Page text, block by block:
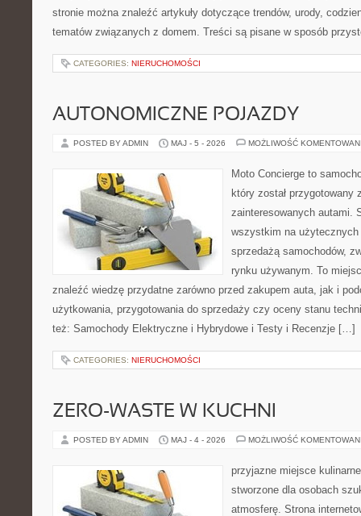
stronie można znaleźć artykuły dotyczące trendów, urody,
tematów związanych z domem. Treści są pisane w sposób
CATEGORIES: NIERUCHOMOŚCI
AUTONOMICZNE POJAZDY
POSTED BY ADMIN MAJ - 5 - 2026 MOŻLIWOŚĆ
Moto Concierge to
który został przygotowany
zainteresowanych autami.
wszystkim na
sprzedażą samochodów,
rynku używanym. To
znaleźć wiedzę przydatne zarówno przed zakupem auta, jak i
użytkowania, przygotowania do sprzedaży czy oceny stanu
też: Samochody Elektryczne i Hybrydowe i Testy i Recenzje […]
CATEGORIES: NIERUCHOMOŚCI
ZERO-WASTE W KUCHNI
POSTED BY ADMIN MAJ - 4 - 2026 MOŻLIWOŚĆ
przyjazne miejsce
stworzone dla osobach
atmosferę. Strona